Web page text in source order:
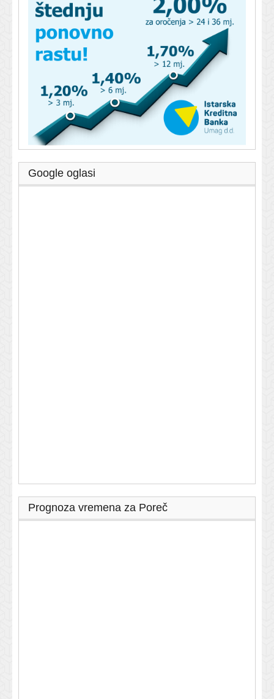
Google oglasi
Prognoza vremena za Poreč